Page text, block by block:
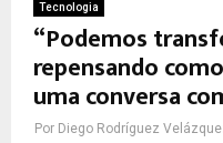
Tecnologia
“Podemos
repensando
uma conversa
Por Diego Rodríguez